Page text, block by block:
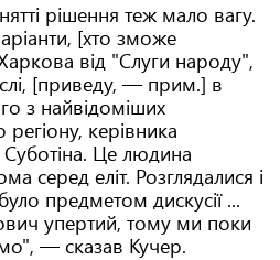
рішення теж мало вагу.
[хто зможе
від "Слуги народу",
[приведу, — прим.] в
з найвідоміших
керівника
Це людина
серед еліт. Розглядалися і
предметом дискусії ...
упертий, тому ми поки
— сказав Кучер.